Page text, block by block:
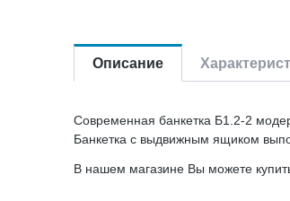
Описание
Современная банкетка Б1.2-2
Банкетка с выдвижным ящиком
В нашем магазине Вы можете